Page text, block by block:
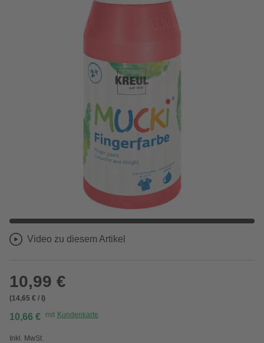
Video zu diesem Artikel
10,99 €
(14,65 € / l)
10,66 € mit Kundenkarte
Inkl. MwSt.